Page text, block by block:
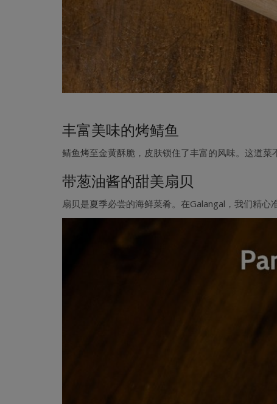
丰富美味的烤鲭鱼
鲭鱼烤至金黄酥脆，皮肤锁住了丰富的风味。这道
带葱油酱的甜美扇贝
扇贝是夏季必尝的海鲜菜肴。在Galangal，我们精